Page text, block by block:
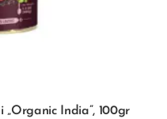
India”, 100gr